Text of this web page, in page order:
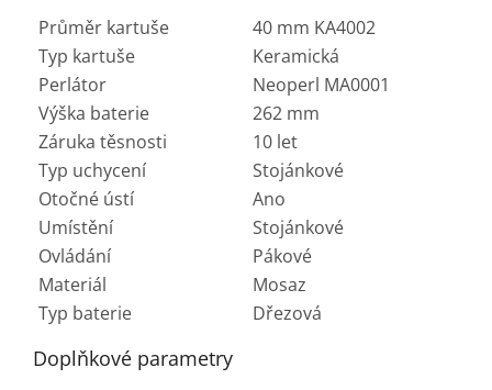
Průměr kartuše
40 mm KA4002
Typ kartuše
Keramická
Perlátor
Neoperl MA0001
Výška baterie
262 mm
Záruka těsnosti
10 let
Typ uchycení
Stojánkové
Otočné ústí
Ano
Umístění
Stojánkové
Ovládání
Pákové
Materiál
Mosaz
Typ baterie
Dřezová
Doplňkové parametry